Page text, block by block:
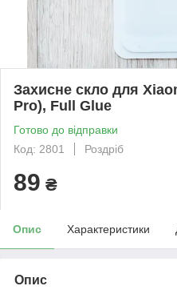
Захисне скло для
Pro), Full Glue
Готово до відправки
Код: 2801
Роздріб
89 ₴
Опис Характеристики
Опис